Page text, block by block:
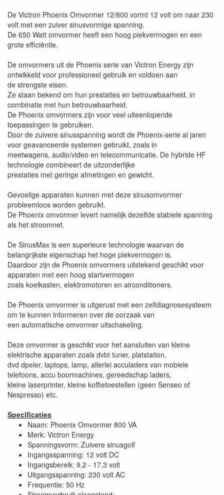
De Victron Phoenix Omvormer 12/800 vormt 12 volt om naar 230
volt met een zuiver sinusvormige spanning.
De 650 Watt omvormer heeft een hoog piekvermogen en een
grote efficiëntie.
De omvormers uit de Phoenix serie van Victron Energy zijn
ontwikkeld voor professioneel gebruik en voldoen aan
de strengste eisen.
Ze staan bekend om hun prestaties en betrouwbaarheid, in
combinatie met hun betrouwbaarheid.
De Phoenix omvormers zijn voor veel uiteenlopende
toepassingen te gebruiken.
Door de zuivere sinusspanning wordt de Phoenix-serie al jaren
voor geavanceerde systemen gebruikt, zoals in
meetwagens, audio/video en telecommunicatie. De hybride HF
technologie combineert de uitzonderlijke
prestaties met geringe afmetingen en gewicht.
Gevoelige apparaten kunnen met deze sinusomvormer
probleemloos worden gebruikt.
De Phoenix omvormer levert namelijk dezelfde stabiele spanning
als het stroomnet.
De SinusMax is een superieure technologie waarvan de
belangrijkste eigenschap het hoge piekvermogen is.
Daardoor zijn de Phoenix omvormers uitstekend geschikt voor
apparaten met een hoog startvermogen
zoals koelkasten, elektromotoren en airconditioners.
De Phoenix omvormer is uitgerust met een zelfdiagnosesysteem
om te kunnen informeren over de oorzaak van
een automatische omvormer uitschakeling.
Deze omvormer is geschikt voor het aansluiten van kleine
elektrische apparaten zoals dvbt tuner, platstation,
dvd dpeler, laptops, lamp, allerlei acculaders van mobiele
telefoons, accu boormachines, gereedschap laders,
kleine laserprinter, kleine koffietoestellen (geen Senseo of
Nespresso) etc.
Specificaties
Naam: Phoenix Omvormer 800 VA
Merk: Victron Energy
Spanningsvorm: Zuivere sinusgolf
Ingangsspanning: 12 volt DC
Ingangsbereik: 9,2 - 17,3 volt
Uitgangsspanning: 230 volt AC
Frequentie: 50 Hz